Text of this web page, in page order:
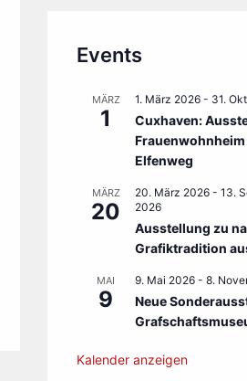
Events
MÄRZ
1
1. März 2026 - 31.
Cuxhaven:
Frauenwohnheim
Elfenweg
MÄRZ
20
20. März 2026 - 13.
2026
Ausstellung zu
Grafiktradition
MAI
9
9. Mai 2026 - 8.
Neue
Kalender anzeigen